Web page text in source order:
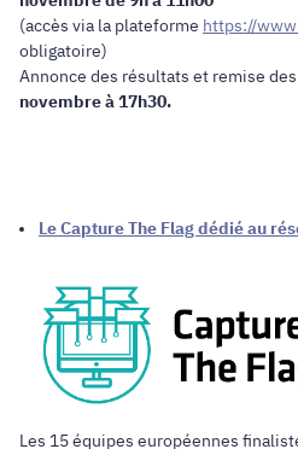
(accès via la plateforme https://
obligatoire)
Annonce des résultats et remise
novembre à 17h30.
Le Capture The Flag dédié au
Les 15 équipes européennes